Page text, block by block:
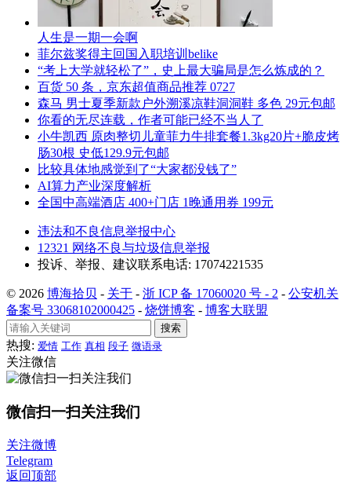
人生是一期一会啊
菲尔兹奖得主回国入职培训belike
“考上大学就轻松了”，史上最大骗局是怎么炼成的？
百货 50 条，京东超值商品推荐 0727
森马 男士夏季新款户外溯溪凉鞋洞洞鞋 多色 29元包邮
你看的无尽连载，作者可能已经不当人了
小牛凯西 原肉整切儿童菲力牛排套餐1.3kg20片+脆皮烤
肠30根 史低129.9元包邮
比较具体地感觉到了“大家都没钱了”
AI算力产业深度解析
全国中高端酒店 400+门店 1晚通用券 199元
违法和不良信息举报中心
12321 网络不良与垃圾信息举报
投诉、举报、建议联系电话: 17074221535
© 2026 博海拾贝 - 关于 - 浙 ICP 备 17060020 号 - 2 - 公安机关
备案号 33068102000425 - 烧饼博客 - 博客大联盟
搜索
热搜: 爱情 工作 真相 段子 微语录
关注微信
微信扫一扫关注我们
关注微博
Telegram
返回顶部